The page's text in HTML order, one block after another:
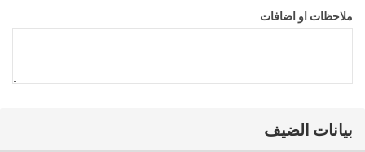
ملاحظات او اضافات
بيانات الضيف